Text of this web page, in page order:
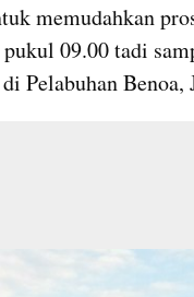
memudahkan
09.00 tadi
Pelabuhan Benoa,